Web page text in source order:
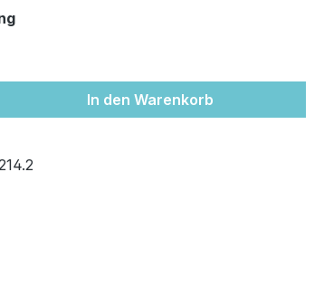
auswählen
Gib den gewünschten Wert
In den Warenkorb